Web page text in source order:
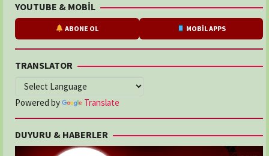
YOUTUBE & MOBİL
ABONE OL MOBİL APPS
TRANSLATOR
Powered by Translate
DUYURU & HABERLER